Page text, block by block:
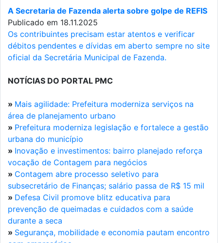
A Secretaria de Fazenda alerta sobre golpe de REFIS
Publicado em 18.11.2025
Os contribuintes precisam estar atentos e verificar
débitos pendentes e dívidas em aberto sempre no site
oficial da Secretária Municipal de Fazenda.
NOTÍCIAS DO PORTAL PMC
» Mais agilidade: Prefeitura moderniza serviços na
área de planejamento urbano
» Prefeitura moderniza legislação e fortalece a gestão
urbana do município
» Inovação e investimentos: bairro planejado reforça
vocação de Contagem para negócios
» Contagem abre processo seletivo para
subsecretário de Finanças; salário passa de R$ 15 mil
» Defesa Civil promove blitz educativa para
prevenção de queimadas e cuidados com a saúde
durante a seca
» Segurança, mobilidade e economia pautam encontro